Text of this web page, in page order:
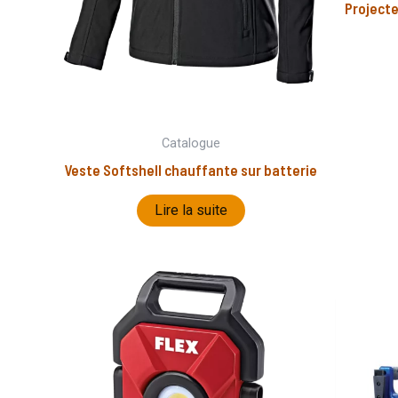
Catalogue
Veste Softshell chauffante sur batterie
Lire la suite